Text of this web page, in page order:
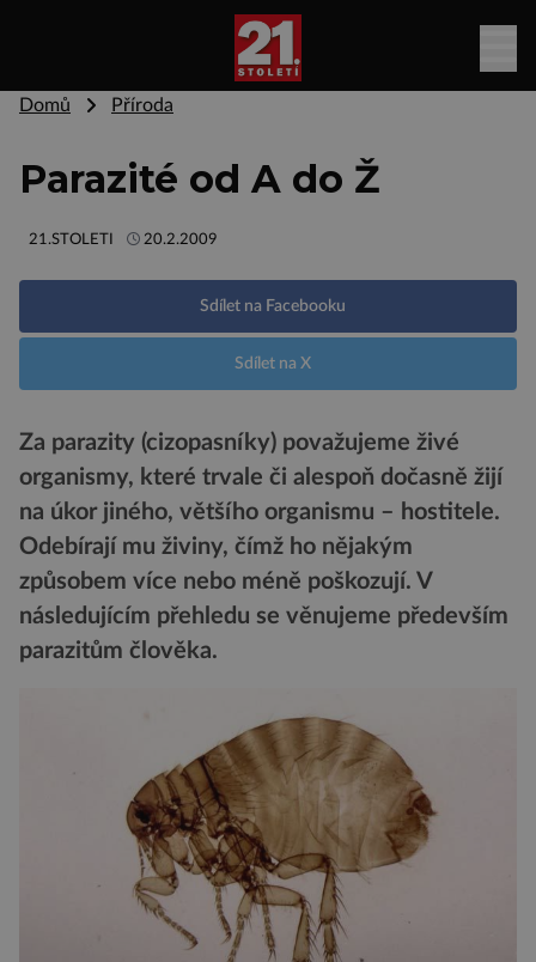
Domů Příroda
Parazité od A do Ž
21.STOLETI 20.2.2009
Sdílet na Facebooku
Sdílet na X
Za parazity (cizopasníky) považujeme živé
organismy, které trvale či alespoň dočasně žijí
na úkor jiného, většího organismu – hostitele.
Odebírají mu živiny, čímž ho nějakým
způsobem více nebo méně poškozují. V
následujícím přehledu se věnujeme především
parazitům člověka.